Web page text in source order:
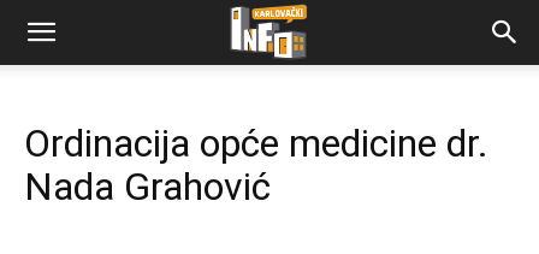
Ordinacija opće medicine dr.
Nada Grahović